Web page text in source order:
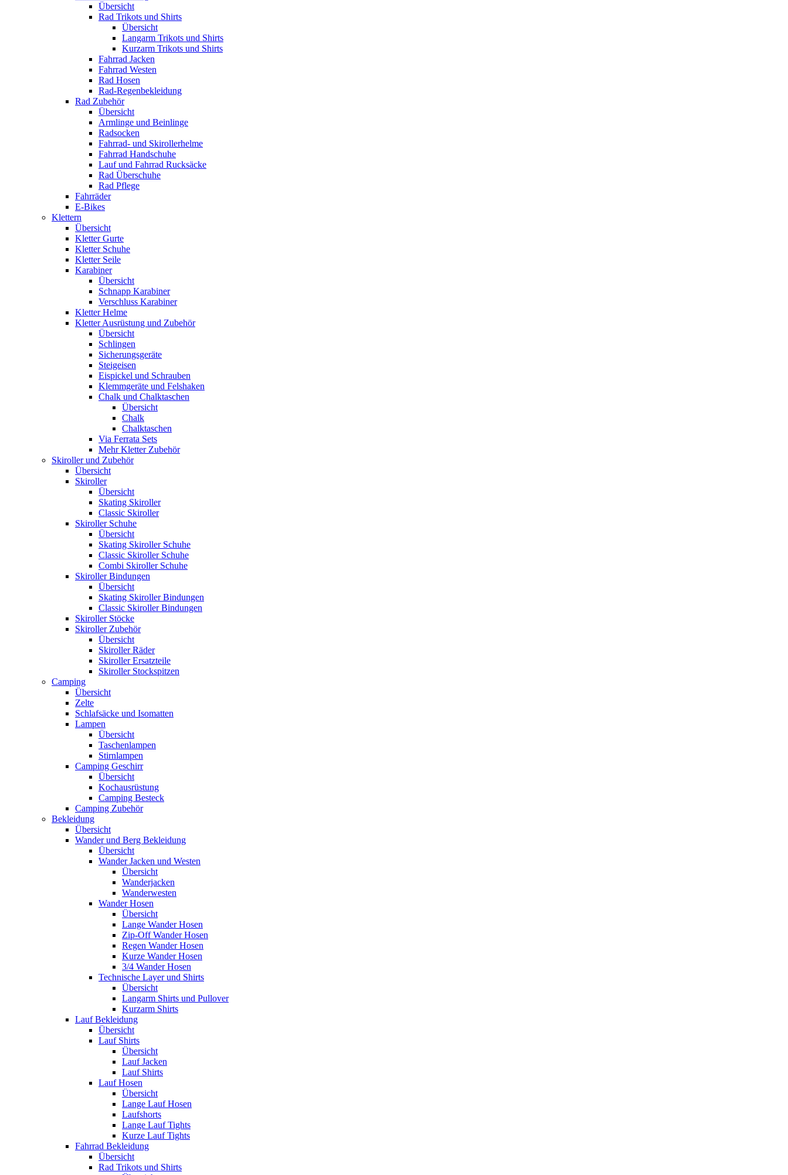
Übersicht
Rad Trikots und Shirts
Übersicht
Langarm Trikots und Shirts
Kurzarm Trikots und Shirts
Fahrrad Jacken
Fahrrad Westen
Rad Hosen
Rad-Regenbekleidung
Rad Zubehör
Übersicht
Armlinge und Beinlinge
Radsocken
Fahrrad- und Skirollerhelme
Fahrrad Handschuhe
Lauf und Fahrrad Rucksäcke
Rad Überschuhe
Rad Pflege
Fahrräder
E-Bikes
Klettern
Übersicht
Kletter Gurte
Kletter Schuhe
Kletter Seile
Karabiner
Übersicht
Schnapp Karabiner
Verschluss Karabiner
Kletter Helme
Kletter Ausrüstung und Zubehör
Übersicht
Schlingen
Sicherungsgeräte
Steigeisen
Eispickel und Schrauben
Klemmgeräte und Felshaken
Chalk und Chalktaschen
Übersicht
Chalk
Chalktaschen
Via Ferrata Sets
Mehr Kletter Zubehör
Skiroller und Zubehör
Übersicht
Skiroller
Übersicht
Skating Skiroller
Classic Skiroller
Skiroller Schuhe
Übersicht
Skating Skiroller Schuhe
Classic Skiroller Schuhe
Combi Skiroller Schuhe
Skiroller Bindungen
Übersicht
Skating Skiroller Bindungen
Classic Skiroller Bindungen
Skiroller Stöcke
Skiroller Zubehör
Übersicht
Skiroller Räder
Skiroller Ersatzteile
Skiroller Stockspitzen
Camping
Übersicht
Zelte
Schlafsäcke und Isomatten
Lampen
Übersicht
Taschenlampen
Stirnlampen
Camping Geschirr
Übersicht
Kochausrüstung
Camping Besteck
Camping Zubehör
Bekleidung
Übersicht
Wander und Berg Bekleidung
Übersicht
Wander Jacken und Westen
Übersicht
Wanderjacken
Wanderwesten
Wander Hosen
Übersicht
Lange Wander Hosen
Zip-Off Wander Hosen
Regen Wander Hosen
Kurze Wander Hosen
3/4 Wander Hosen
Technische Layer und Shirts
Übersicht
Langarm Shirts und Pullover
Kurzarm Shirts
Lauf Bekleidung
Übersicht
Lauf Shirts
Übersicht
Lauf Jacken
Lauf Shirts
Lauf Hosen
Übersicht
Lange Lauf Hosen
Laufshorts
Lange Lauf Tights
Kurze Lauf Tights
Fahrrad Bekleidung
Übersicht
Rad Trikots und Shirts